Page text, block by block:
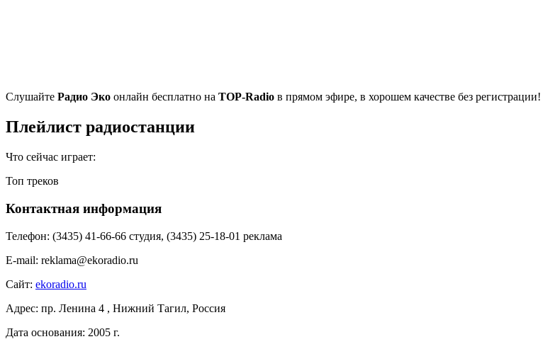
Cлушайте Радио Эко онлайн бесплатно на TOP-Radio в прямом эфире, в хорошем качестве без регистрации!
Плейлист радиостанции
Что сейчас играет:
Топ треков
Контактная информация
Телефон: (3435) 41-66-66 студия, (3435) 25-18-01 реклама
E-mail: reklama@ekoradio.ru
Сайт: ekoradio.ru
Адрес: пр. Ленина 4 , Нижний Тагил, Россия
Дата основания: 2005 г.